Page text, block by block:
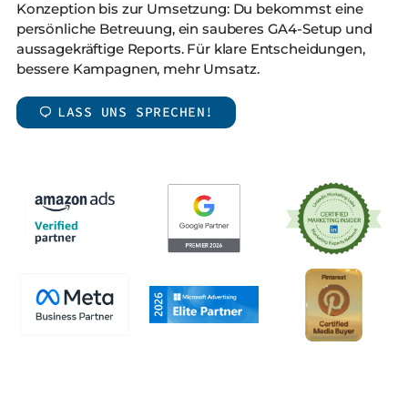
Konzeption bis zur Umsetzung: Du bekommst eine
persönliche Betreuung, ein sauberes GA4-Setup und
aussagekräftige Reports. Für klare Entscheidungen,
bessere Kampagnen, mehr Umsatz.
LASS UNS SPRECHEN!